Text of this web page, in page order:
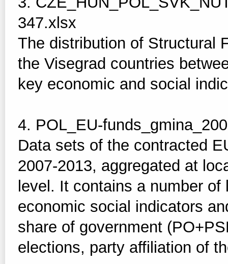
347.xlsx
The distribution of Structural
the Visegrad countries
key economic and social
4. POL_EU-
Data sets of the contracted
2007-2013, aggregated at
level. It contains a number
economic social indicators
share of government
elections, party affiliation of